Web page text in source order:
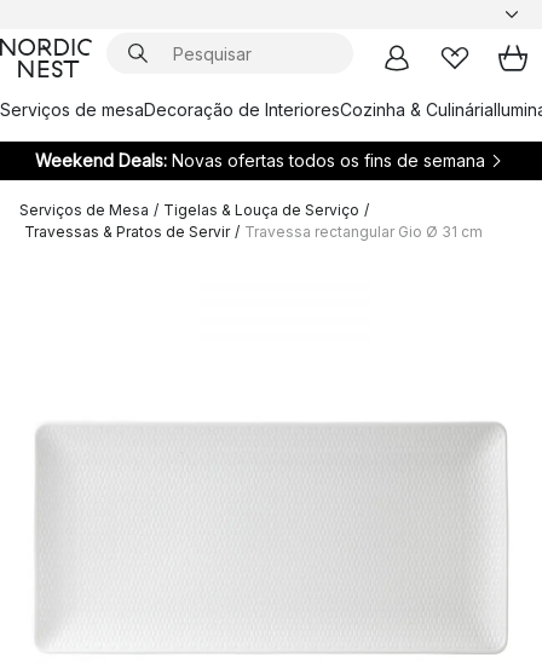
Serviços de mesaDecoração de InterioresCozinha & Culinária
Weekend Deals: Novas ofertas todos os fins de semana
Serviços de Mesa / Tigelas & Louça de Serviço /
Travessas & Pratos de Servir / Travessa rectangular Gio Ø 31 cm